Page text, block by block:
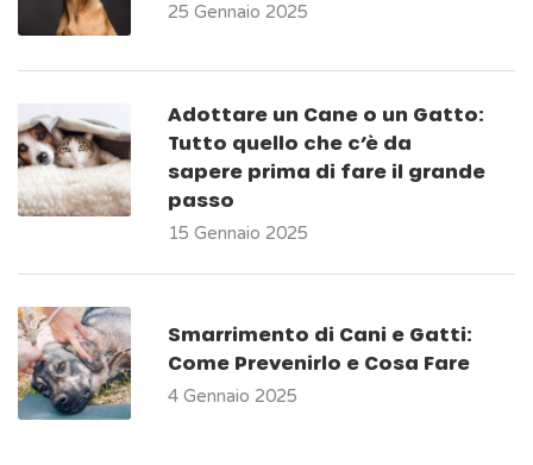
25 Gennaio 2025
Adottare un Cane o un Gatto:
Tutto quello che c’è da
sapere prima di fare il grande
passo
15 Gennaio 2025
Smarrimento di Cani e Gatti:
Come Prevenirlo e Cosa Fare
4 Gennaio 2025